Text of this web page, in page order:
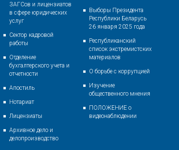
ЗАГСов и лицензиатов
в сфере юридических
услуг
Сектор кадровой
работы
Отделение
бухгалтерского учета и
отчетности
Апостиль
Нотариат
Лицензиаты
Архивное дело и
делопроизводство
Выборы Президента
Республики Беларусь
26 января 2025 года
Республиканский
список экстремистских
материалов
О борьбе с коррупцией
Изучение
общественного мнения
ПОЛОЖЕНИЕ о
видеонаблюдении